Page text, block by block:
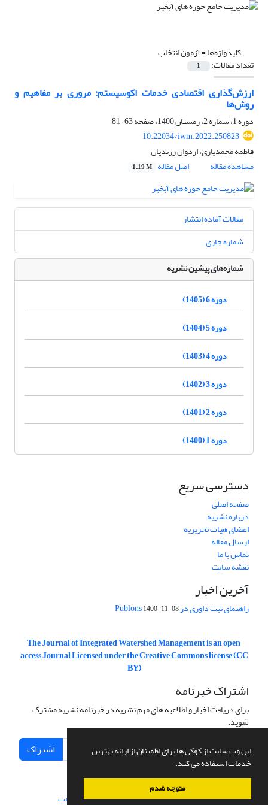
این وب سایت از کوکی ها برای اطمینان از ارائه بهترین
خدمات استفاده می کند.
متوجه شدم
کلیدواژه‌ها =آزمون انتخاب
تعداد مقالات: 1
ارزش‌گذاری اقتصادی خدمات اکوسیستم: مروری بر مفاهیم و
روش‌ها
دوره 1، شماره 2، زمستان 1400، صفحه
63-81
10.22034/iwm.2022.250823
فاطمه محمدیاری، اردوان زرندیان
مشاهده مقاله
اصل مقاله 1.19 M
مقالات آماده انتشار
شماره جاری
شماره‌های پیشین نشریه
دوره 6 (1405)
دوره 5 (1404)
دوره 4 (1403)
دوره 3 (1402)
دوره 2 (1401)
دوره 1 (1400)
دسترسی سریع
صفحه اصلی
درباره نشریه
اعضای هیات تحریریه
ارسال مقاله
تماس با ما
نقشه سایت
آخرین اخبار
راهنمای ثبت داوری در Publons1400-11-08
The Journal of Integrated Watershed Management is an open
access Journal Licensed under the Creative Commons license (CC
BY)
اشتراک خبرنامه
برای دریافت اخبار و اطلاعیه های مهم نشریه در خبرنامه نشریه مشترک
شوید.
اشتراک
سامانه مدیریت نشریات علمی.طراحی و پیاده سازی از سیناوب